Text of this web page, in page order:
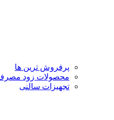
پرفروش ترین ها
محصولات زود
تجهیزات سالنی